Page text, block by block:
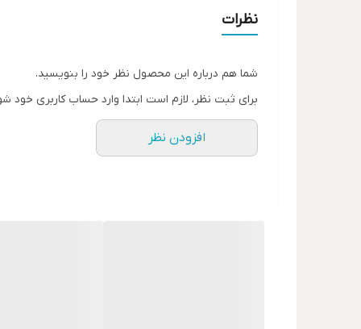
موارد مصرف
نکات ایمنی
نظرات
شما هم درباره این محصول نظر خود را بنویسید.
برای ثبت نظر، لازم است ابتدا وارد حساب کاربری خود
افزودن نظر